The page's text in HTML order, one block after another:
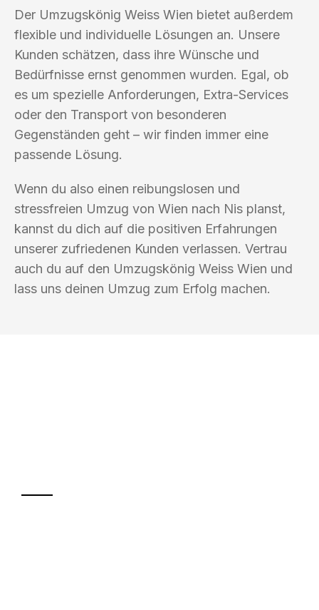
Der Umzugskönig Weiss Wien bietet außerdem
flexible und individuelle Lösungen an. Unsere
Kunden schätzen, dass ihre Wünsche und
Bedürfnisse ernst genommen wurden. Egal, ob
es um spezielle Anforderungen, Extra-Services
oder den Transport von besonderen
Gegenständen geht – wir finden immer eine
passende Lösung.
Wenn du also einen reibungslosen und
stressfreien Umzug von Wien nach Nis planst,
kannst du dich auf die positiven Erfahrungen
unserer zufriedenen Kunden verlassen. Vertrau
auch du auf den Umzugskönig Weiss Wien und
lass uns deinen Umzug zum Erfolg machen.